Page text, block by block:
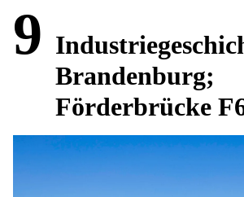
9
Brandenburg;
Förderbrücke